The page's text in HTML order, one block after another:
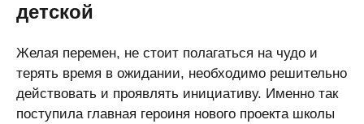
детской
Желая перемен, не стоит полагаться на чудо и
терять время в ожидании, необходимо решительно
действовать и проявлять инициативу. Именно так
поступила главная героиня нового проекта школы